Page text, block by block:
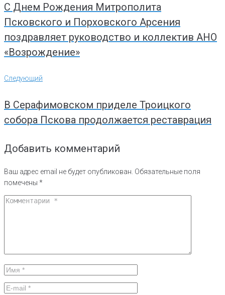
С Днем Рождения Митрополита
Псковского и Порховского Арсения
поздравляет руководство и коллектив АНО
«Возрождение»
Следующий
Следующий
В Серафимовском приделе Троицкого
собора Пскова продолжается реставрация
Добавить комментарий
Ваш адрес email не будет опубликован. Обязательные поля
помечены *